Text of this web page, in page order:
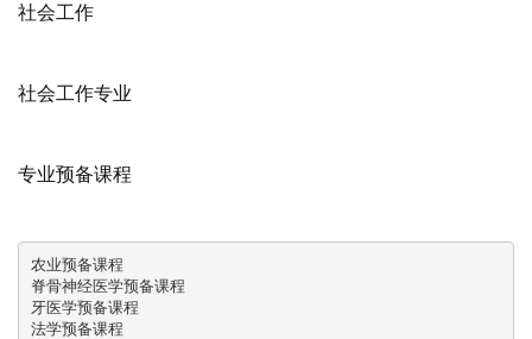
社会工作
社会工作专业
专业预备课程
农业预备课程
脊骨神经医学预备课程
牙医学预备课程
法学预备课程